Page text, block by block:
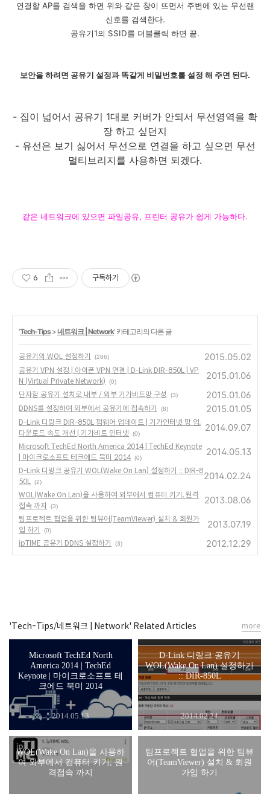
연결할 AP를 검색을 하면 위와 같은 창이 뜨면서 주변에 있는 무선랜
신호를 검색한다.
공유기1의 SSID를 더블클릭 하면 끝.
보안을 하려면 공유기 설정과 똑같게 비밀번호를 설정 해 주면 된다.
- 집이 넓어서 공유기 1대로 커버가 안되서 무선영역을 확
장 하고 싶던지
- 유선은 보기 싫어서 무선으로 연결을 하고 싶으면 무선
멀티브리지를 사용하면 되겠다.
같은 네트워크에 있으면 파일공유, 프린터 공유가 쉽게 가능하다.
6 구독하기
'Tech-Tips>네트워크 | Network' 카테고리의 다른 글
공유기의 WOL 설정하기 (286) 2015.05.02
공유기 VPN 설정 | 아이폰 VPN 연결 | D-Link DIR-850L | VP
N (Virtual Private Network)
(0)
2015.01.06
단자함 공유기 설치로 내부 / 외부 기가비트망 구성 (3) 2015.01.06
DDNS를 설정하여 외부에서 공유기에 접속하기 (8) 2015.01.05
D-Link 디링크 DIR-850L 펌웨어 업데이트 | 기가인터넷 망 업,
다운로드 속도 개선 | 기가비트 인터넷
(0)
2014.09.07
Microsoft TechEd North America 2014 | TechEd Keynote
| 마이크로소프트 테크에드 북미 2014 (0)
2014.05.13
D-Link 디링크 공유기 WOL(Wake On Lan) 설정하기 :: DIR-8
50L (2)
2014.02.24
WOL(Wake On Lan)을 사용하여 외부에서 컴퓨터 키기, 원격
접속 까지
(3)
2013.08.06
팀프로젝트 협업을 위한 팀뷰어(TeamViewer) 설치 & 회원가
입 하기
(0)
2013.07.19
ipTIME 공유기 DDNS 설정하기 (3) 2012.12.29
'Tech-Tips/네트워크 | Network' Related Articles
Microsoft TechEd North
America 2014 | TechEd
Keynote | 마이크로소프트 테
크에드 북미 2014
2014.05.13
D-Link 디링크 공유기
WOL(Wake On Lan) 설정하기
:: DIR-850L
2014.02.24
WOL(Wake On Lan)을 사용하
여 외부에서 컴퓨터 키기, 원
격접속 까지
팀프로젝트 협업을 위한 팀뷰
어(TeamViewer) 설치 & 회원
가입 하기
more